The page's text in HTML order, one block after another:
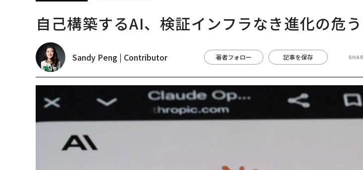
自己構築するAI、検証インフラなき進化の危
Sandy Peng | Contributor 著者フォロー 記事を保存